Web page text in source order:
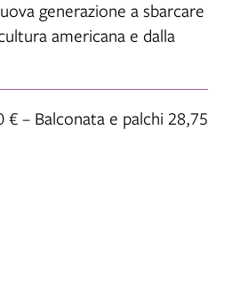
generazione a sbarcare
americana e dalla
– Balconata e palchi 28,75